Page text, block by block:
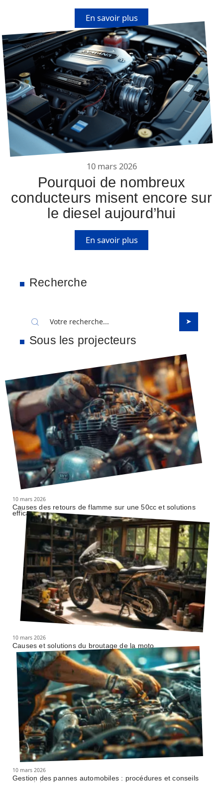
En savoir plus
10 mars 2026
Pourquoi de nombreux
conducteurs misent encore sur
le diesel aujourd’hui
En savoir plus
Recherche
Sous les projecteurs
10 mars 2026
Causes des retours de flamme sur une 50cc et solutions
efficaces
10 mars 2026
Causes et solutions du broutage de la moto
10 mars 2026
Gestion des pannes automobiles : procédures et conseils
essentiels